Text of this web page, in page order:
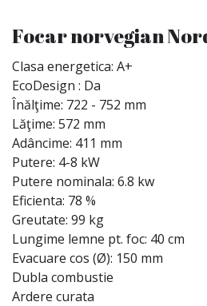
Focar norvegian
Clasa energetica: A+
EcoDesign : Da
Înălţime: 722 - 752 mm
Lăţime: 572 mm
Adâncime: 411 mm
Putere: 4-8 kW
Putere nominala: 6.8 kw
Eficienta: 78 %
Greutate: 99 kg
Lungime lemne pt. foc: 40 cm
Evacuare cos (Ø): 150 mm
Dubla combustie
Ardere curata